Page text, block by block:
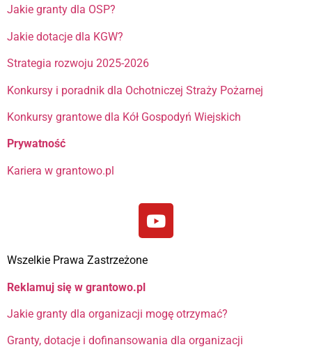
Jakie granty dla OSP?
Jakie dotacje dla KGW?
Strategia rozwoju 2025-2026
Konkursy i poradnik dla Ochotniczej Straży Pożarnej
Konkursy grantowe dla Kół Gospodyń Wiejskich
Prywatność
Kariera w grantowo.pl
Wszelkie Prawa Zastrzeżone
Reklamuj się w grantowo.pl
Jakie granty dla organizacji mogę otrzymać?
Granty, dotacje i dofinansowania dla organizacji